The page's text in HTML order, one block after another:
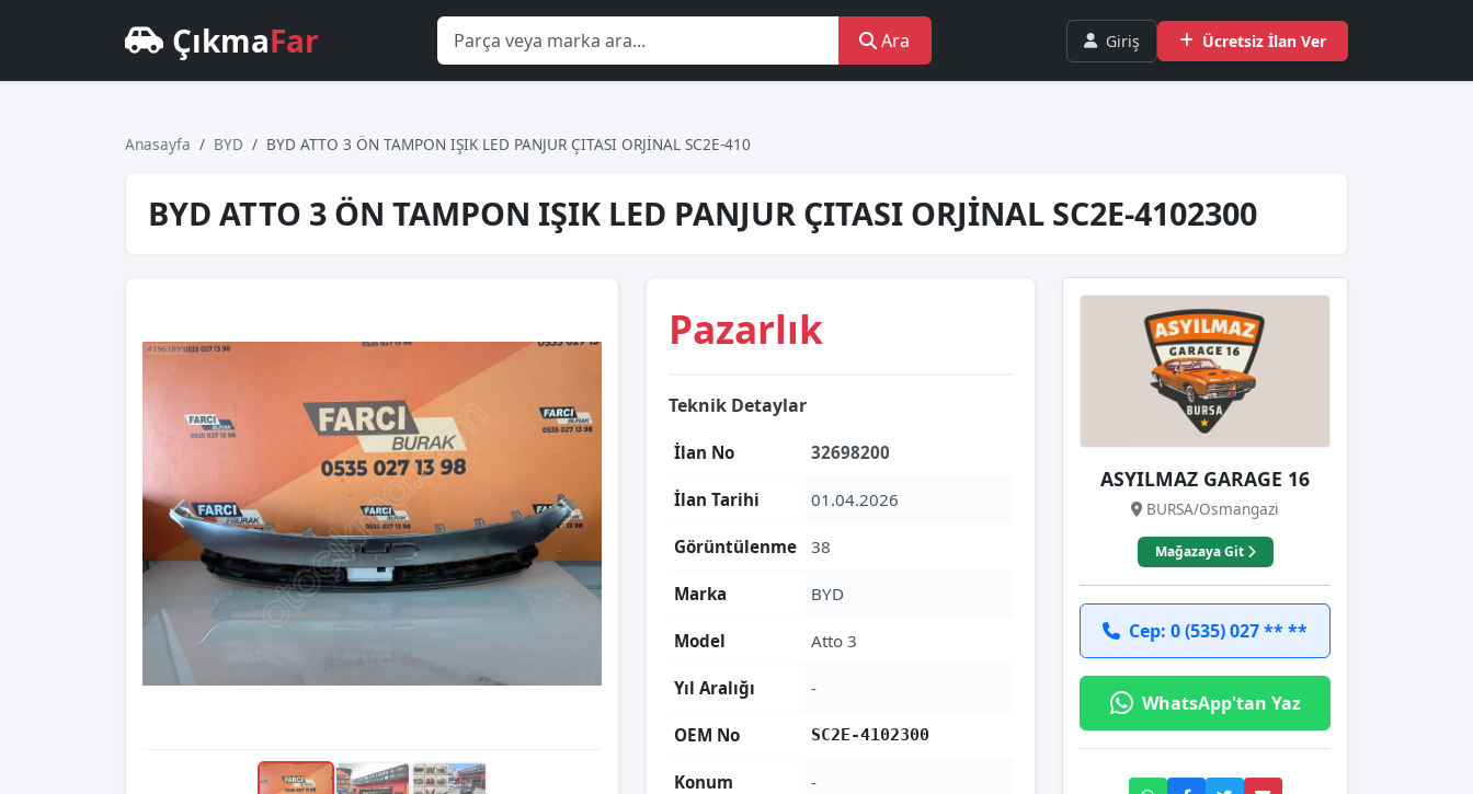
ÇıkmaFar Ara Giriş Ücretsiz İlan Ver
Anasayfa BYD BYD ATTO 3 ÖN TAMPON IŞIK LED PANJUR ÇITASI ORJİNAL SC2E-410
BYD ATTO 3 ÖN TAMPON IŞIK LED PANJUR ÇITASI ORJİNAL SC2E-4102300
Pazarlık
Teknik Detaylar
İlan No 32698200
İlan Tarihi 01.04.2026
Görüntülenme 38
Marka BYD
Model Atto 3
Yıl Aralığı -
OEM No SC2E-4102300
Konum -
ASYILMAZ GARAGE 16
BURSA/Osmangazi
Mağazaya Git
Cep: 0 (535) 027 ** **
WhatsApp'tan Yaz